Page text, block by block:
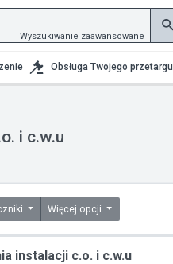
Wyszukiwanie zaawansowane
Obsługa Twojego przetargu
i c.w.u
Więcej opcji
instalacji c.o. i c.w.u